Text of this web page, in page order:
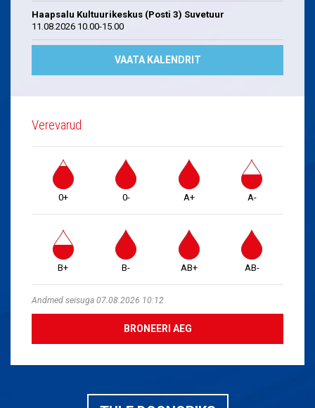
Haapsalu Kultuurikeskus (Posti 3) Suvetuur
11.08.2026 10.00-15.00
VAATA KALENDRIT
Verevarud
0+ 0- A+ A-
B+ B- AB+ AB-
Andmed seisuga 07.08.2026 10:12
BRONEERI AEG